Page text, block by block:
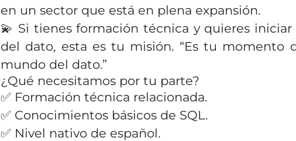
en un sector que está en plena expansión.
💫 Si tienes formación técnica y quieres
del dato, esta es tu misión. “Es tu momento
mundo del dato.”
¿Qué necesitamos por tu parte?
✅ Formación técnica relacionada.
✅ Conocimientos básicos de SQL.
✅ Nivel nativo de español.